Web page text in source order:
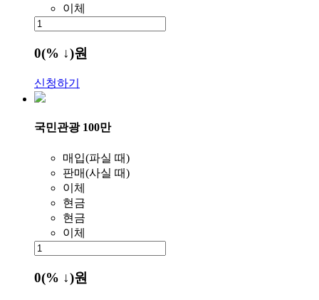
이체
0(% ↓)원
신청하기
국민관광 100만
매입(파실 때)
판매(사실 때)
이체
현금
현금
이체
0(% ↓)원